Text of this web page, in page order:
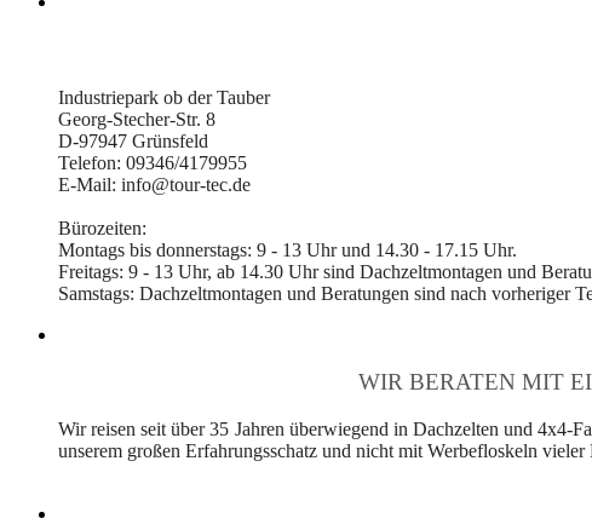
Industriepark ob der Tauber
Georg-Stecher-Str. 8
D-97947 Grünsfeld
Telefon: 09346/4179955
E-Mail: info@tour-tec.de
Bürozeiten:
Montags bis donnerstags: 9 - 13 Uhr und 14.30 - 17.15 Uhr.
Freitags: 9 - 13 Uhr, ab 14.30 Uhr sind Dachzeltmontagen und
Samstags: Dachzeltmontagen und Beratungen sind nach vorheriger
WIR BERATEN MIT
Wir reisen seit über 35 Jahren überwiegend in Dachzelten und 4x4-
unserem großen Erfahrungsschatz und nicht mit Werbefloskeln